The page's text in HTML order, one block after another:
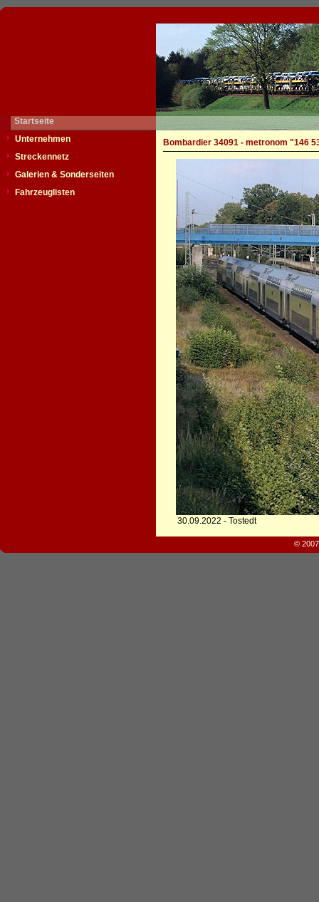
Startseite
Unternehmen
Streckennetz
Galerien & Sonderseiten
Fahrzeuglisten
Bombardier 34091 - metronom "146
30.09.2022 - Tostedt
©